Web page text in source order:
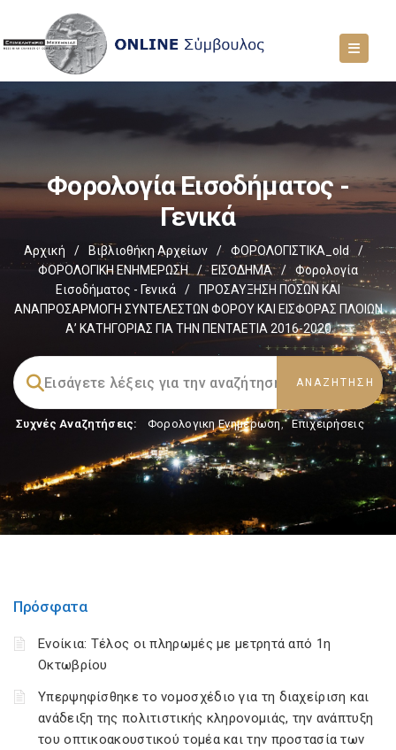
Φορολογία Εισοδήματος -
Γενικά
Αρχική / Βιβλιοθήκη Αρχείων / ΦΟΡΟΛΟΓΙΣΤΙΚΑ_old
/
ΦΟΡΟΛΟΓΙΚΗ ΕΝΗΜΕΡΩΣΗ
/ ΕΙΣΟΔΗΜΑ /
Φορολογία
Εισοδήματος - Γενικά
/
ΠΡΟΣΑΥΞΗΣΗ ΠΟΣΩΝ ΚΑΙ
ΑΝΑΠΡΟΣΑΡΜΟΓΗ ΣΥΝΤΕΛΕΣΤΩΝ ΦΟΡΟΥ ΚΑΙ ΕΙΣΦΟΡΑΣ ΠΛΟΙΩΝ
Α’ ΚΑΤΗΓΟΡΙΑΣ ΓΙΑ ΤΗΝ ΠΕΝΤΑΕΤΙΑ 2016-2020
Συχνές Αναζητήσεις: Φορολογικη Ενημέρωση, Επιχειρήσεις
Πρόσφατα
Ενοίκια: Τέλος οι πληρωμές με μετρητά από 1η
Οκτωβρίου
Υπερψηφίσθηκε το νομοσχέδιο για τη διαχείριση και
ανάδειξη της πολιτιστικής κληρονομιάς, την ανάπτυξη
του οπτικοακουστικού τομέα και την προστασία των